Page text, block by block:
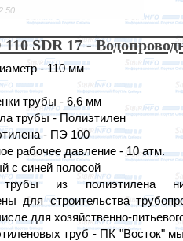
SDR 17 -
- 110 мм
трубы - 6,6 мм
трубы - Полиэтилен
- ПЭ 100
рабочее давление - 10 атм.
с синей полосой
из полиэтилена
для строительства
для хозяйственно-
труб - ПК "Восток"